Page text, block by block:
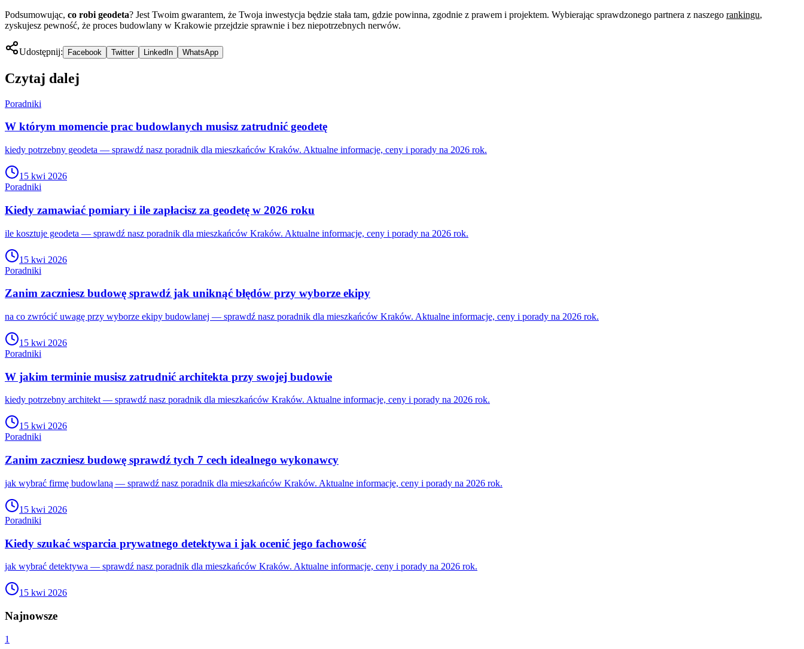
Podsumowując, co robi geodeta? Jest Twoim gwarantem, że Twoja inwestycja będzie stała tam, gdzie powinna, zgodnie z prawem i projektem. Wybierając sprawdzonego partnera z naszego rankingu,
zyskujesz pewność, że proces budowlany w Krakowie przejdzie sprawnie i bez niepotrzebnych nerwów.
Udostępnij: Facebook Twitter LinkedIn WhatsApp
Czytaj dalej
Poradniki
W którym momencie prac budowlanych musisz zatrudnić geodetę
kiedy potrzebny geodeta — sprawdź nasz poradnik dla mieszkańców Kraków. Aktualne informacje, ceny i porady na 2026 rok.
15 kwi 2026
Poradniki
Kiedy zamawiać pomiary i ile zapłacisz za geodetę w 2026 roku
ile kosztuje geodeta — sprawdź nasz poradnik dla mieszkańców Kraków. Aktualne informacje, ceny i porady na 2026 rok.
15 kwi 2026
Poradniki
Zanim zaczniesz budowę sprawdź jak uniknąć błędów przy wyborze ekipy
na co zwrócić uwagę przy wyborze ekipy budowlanej — sprawdź nasz poradnik dla mieszkańców Kraków. Aktualne informacje, ceny i porady na 2026 rok.
15 kwi 2026
Poradniki
W jakim terminie musisz zatrudnić architekta przy swojej budowie
kiedy potrzebny architekt — sprawdź nasz poradnik dla mieszkańców Kraków. Aktualne informacje, ceny i porady na 2026 rok.
15 kwi 2026
Poradniki
Zanim zaczniesz budowę sprawdź tych 7 cech idealnego wykonawcy
jak wybrać firmę budowlaną — sprawdź nasz poradnik dla mieszkańców Kraków. Aktualne informacje, ceny i porady na 2026 rok.
15 kwi 2026
Poradniki
Kiedy szukać wsparcia prywatnego detektywa i jak ocenić jego fachowość
jak wybrać detektywa — sprawdź nasz poradnik dla mieszkańców Kraków. Aktualne informacje, ceny i porady na 2026 rok.
15 kwi 2026
Najnowsze
1